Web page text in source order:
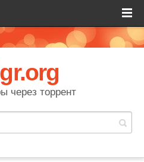
через торрент